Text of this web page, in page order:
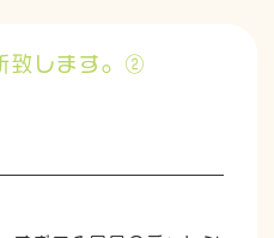
致します。②